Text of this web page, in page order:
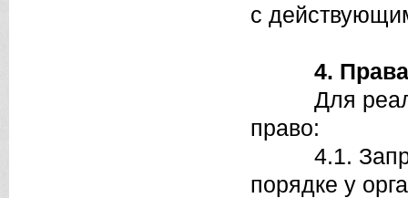
с
4.
Для
право:
4.1.
порядке у